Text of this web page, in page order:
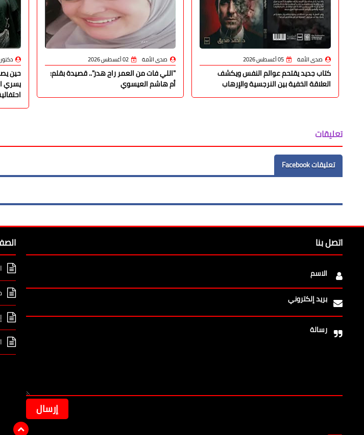
صدى الأمة 05 أغسطس 2026
كتاب جديد يقتحم عوالم النفس ويكشف
العلاقة الخفية بين النرجسية والإرهاب
صدى الأمة 02 أغسطس 2026
"اللي فات من العمر راح هدر".. قصيدة بقلم:
أم هاشم العيسوي
حين
يسري
تعليقات
تعليقات Facebook
اتصل بنا
الاسم
بريد إلكتروني
رسالة